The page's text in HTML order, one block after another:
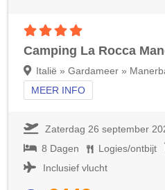
Camping La Rocca
Italië » Gardameer »
MEER INFO
Zaterdag 26 september
8 Dagen
Logies/ontbijt
Inclusief vlucht